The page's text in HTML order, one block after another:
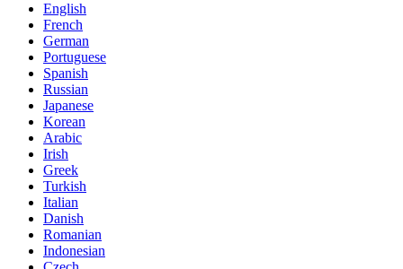
English
French
German
Portuguese
Spanish
Russian
Japanese
Korean
Arabic
Irish
Greek
Turkish
Italian
Danish
Romanian
Indonesian